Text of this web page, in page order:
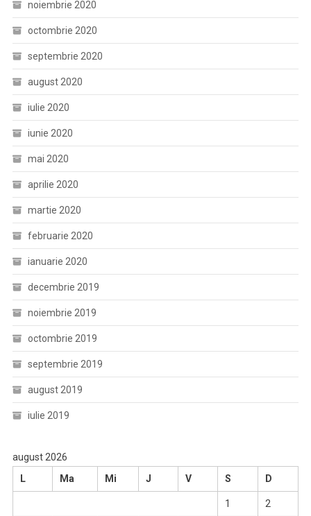
noiembrie 2020
octombrie 2020
septembrie 2020
august 2020
iulie 2020
iunie 2020
mai 2020
aprilie 2020
martie 2020
februarie 2020
ianuarie 2020
decembrie 2019
noiembrie 2019
octombrie 2019
septembrie 2019
august 2019
iulie 2019
august 2026
L
Ma Mi J V S D
1 2